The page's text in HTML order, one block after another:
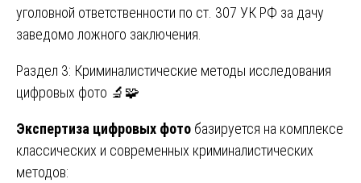
уголовной ответственности по ст. 307 УК РФ за дачу
заведомо ложного заключения.
Раздел 3: Криминалистические методы исследования
цифровых фото 🔬🧩
Экспертиза цифровых фото базируется на комплексе
классических и современных криминалистических
методов: